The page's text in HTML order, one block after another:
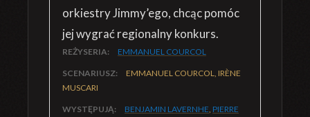
orkiestry Jimmy’ego, chcąc pomóc
jej wygrać regionalny konkurs.
REŻYSERIA: EMMANUEL COURCOL
SCENARIUSZ:
EMMANUEL COURCOL, IRÈNE
MUSCARI
WYSTĘPUJĄ: BENJAMIN LAVERNHE, PIERRE